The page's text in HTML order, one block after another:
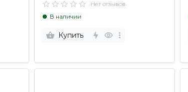
Нет отзывов
В наличии
Купить